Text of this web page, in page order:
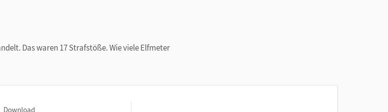
Das waren 17 Strafstöße. Wie viele Elfmeter
Download